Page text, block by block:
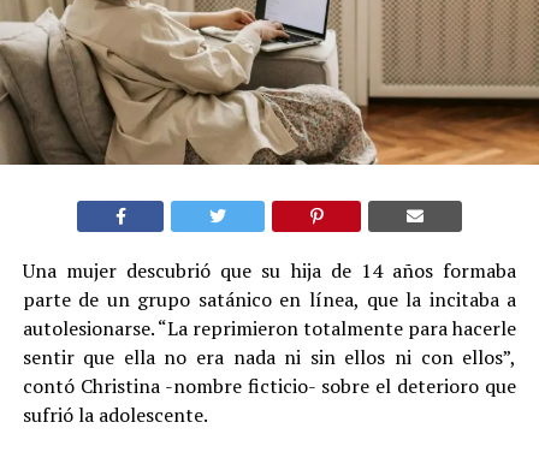
Una mujer descubrió que su hija de 14 años formaba
parte de un grupo satánico en línea, que la incitaba a
autolesionarse. “La reprimieron totalmente para hacerle
sentir que ella no era nada ni sin ellos ni con ellos”,
contó Christina -nombre ficticio- sobre el deterioro que
sufrió la adolescente.